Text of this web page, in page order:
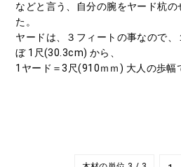
などと言う、自分の腕をヤード杭の
た。
ヤードは、３フィートの事なので
ぼ 1尺(30.3cm) から、
1ヤード＝3尺(910ｍｍ) 大人の歩幅